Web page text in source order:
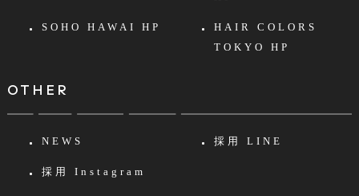
SOHO HAWAI HP
HAIR COLORS
TOKYO HP
OTHER
NEWS 採用 LINE
採用 Instagram